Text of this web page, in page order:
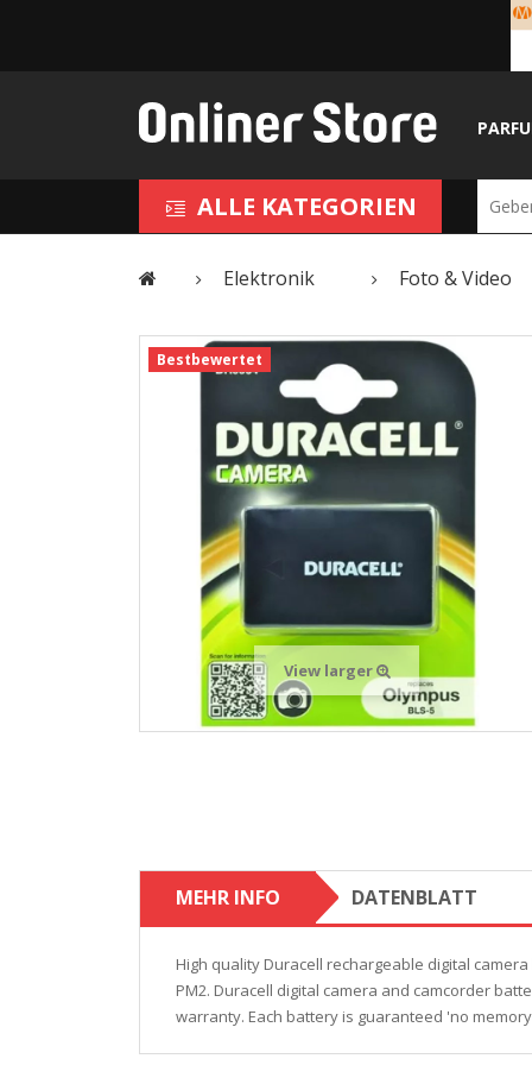
ALLE KATEGORIEN
Elektronik Foto & Video
Bestbewertet
View larger
MEHR INFO DATENBLATT
High quality Duracell rechargeable digital camera
PM2. Duracell digital camera and camcorder
warranty. Each battery is guaranteed 'no